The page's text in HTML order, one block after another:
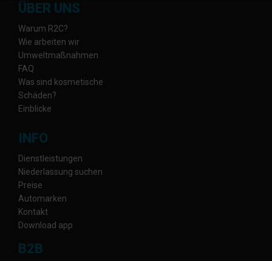
ÜBER UNS
Warum R2C?
Wie arbeiten wir
Umweltmaßnahmen
FAQ
Was sind kosmetische
Schäden?
Einblicke
INFO
Dienstleistungen
Niederlassung suchen
Preise
Automarken
Kontakt
Download app
B2B